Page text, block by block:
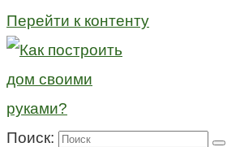
Перейти к контенту
Поиск: